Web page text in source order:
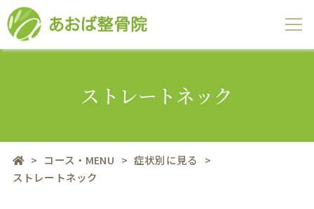
ストレートネック
> コース・MENU > 症状別に見る
>
ストレートネック